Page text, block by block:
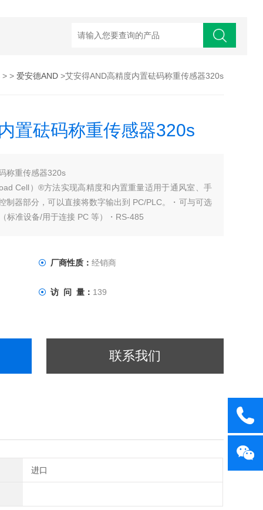
> > 爱安德AND>艾安得AND高精度内置砝码称重传感器320s
置砝码称重传感器320s
称重传感器320s
Cell）®方法实现高精度和内置重量适用于通风室、手
制器部分，可以直接将数字输出到 PC/PLC。・可与可选
标准设备/用于连接 PC 等）・RS-485
厂商性质：经销商
访 问 量： 139
联系我们
进口